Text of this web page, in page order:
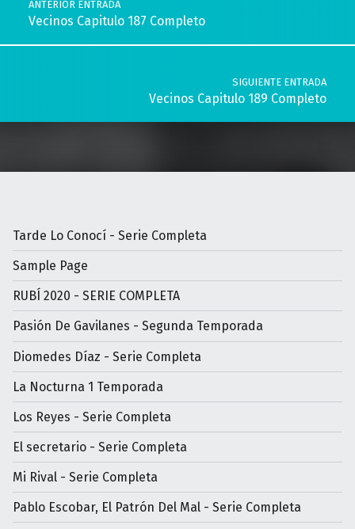
ANTERIOR ENTRADA
Vecinos Capitulo 187 Completo
SIGUIENTE ENTRADA
Vecinos Capitulo 189 Completo
Tarde Lo Conocí - Serie Completa
Sample Page
RUBÍ 2020 - SERIE COMPLETA
Pasión De Gavilanes - Segunda Temporada
Diomedes Díaz - Serie Completa
La Nocturna 1 Temporada
Los Reyes - Serie Completa
El secretario - Serie Completa
Mi Rival - Serie Completa
Pablo Escobar, El Patrón Del Mal - Serie Completa